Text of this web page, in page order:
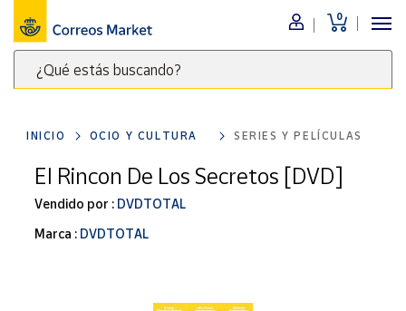
0
¿Qué estás buscando?
clave
para
buscar
productos
Menú
Nuestro
catálogo
Alimentación
Bebidas
Ocio y cultura
Juguetes y
INICIO OCIO Y CULTURA SERIES Y PELÍCULAS
El Rincon De Los Secretos [DVD]
Vendido por : DVDTOTAL
Marca : DVDTOTAL